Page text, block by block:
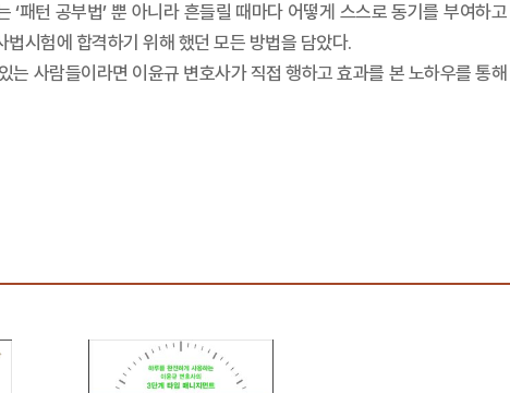
패턴 공부법’ 뿐 아니라 흔들릴 때마다 어떻게 스스로 동기를 부여하
시험에 합격하기 위해 했던 모든 방법을 담았다.
사람들이라면 이윤규 변호사가 직접 행하고 효과를 본 노하우를 통